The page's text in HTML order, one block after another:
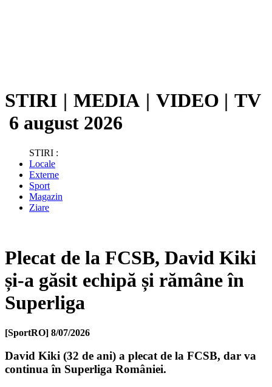
STIRI | MEDIA | VIDEO | TV
6 august 2026
STIRI :
Locale
Externe
Sport
Magazin
Ziare
Plecat de la FCSB, David Kiki
și-a găsit echipă și rămâne în
Superliga
[SportRO] 8/07/2026
David Kiki (32 de ani) a plecat de la FCSB, dar va
continua în Superliga României.